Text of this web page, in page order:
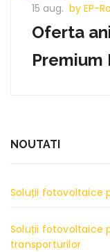
15 aug. by EP-
Oferta
Premium
NOUTATI
Soluții fotovoltaice
Soluții fotovoltaice
transporturilor